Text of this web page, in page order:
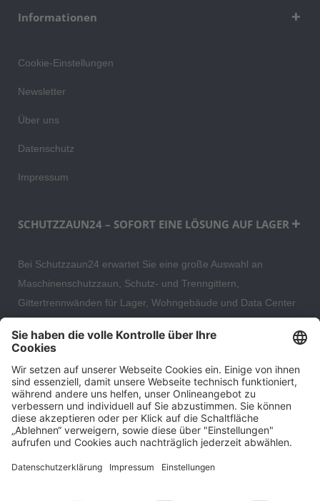
Informationen
Cookie-Einstellungen
Newsletter
Über uns
Datenschutz
Impressum
SCHUTZZAUN24 – SOFORT EINE LÖSUNG AUF LAGER
Bei Schutzzaun24 erwartet Sie eine große Auswahl an
Maschinenschutzzaun, Schutz- und Trenngittern,
Gittertrennwänden für Lager, Wohngebäude und Data Center
– direkt ab Versandlager. Ergänzt wird das Sortiment durch
hochwertige Gartenzäune und Zaunsysteme für die sichere
öffentlichen Grundstücken. Darüber hinaus finden Sie bei uns
Produkte der Betriebsausstattung, wie Absperrtechnik,
Transportgeräte, Verkehrssicherung sowie Bau- und
Eventsicherung.
Cookie-Einstellungen Über uns